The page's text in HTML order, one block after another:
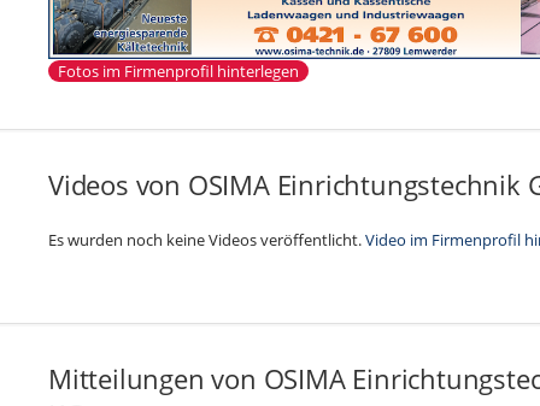
Fotos im Firmenprofil hinterlegen
Videos von OSIMA Einrichtungstechnik
Es wurden noch keine Videos veröffentlicht.Video im Firmenprofil
Mitteilungen von OSIMA